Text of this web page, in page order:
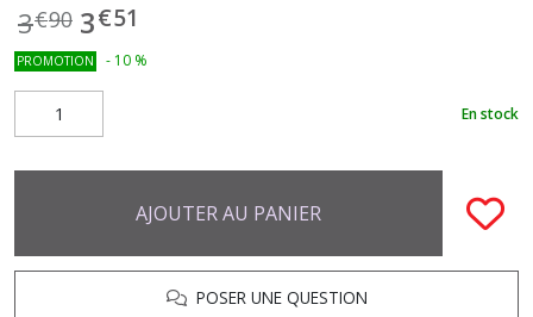
3€90 3€51
PROMOTION - 10 %
En stock
AJOUTER AU PANIER
POSER UNE QUESTION